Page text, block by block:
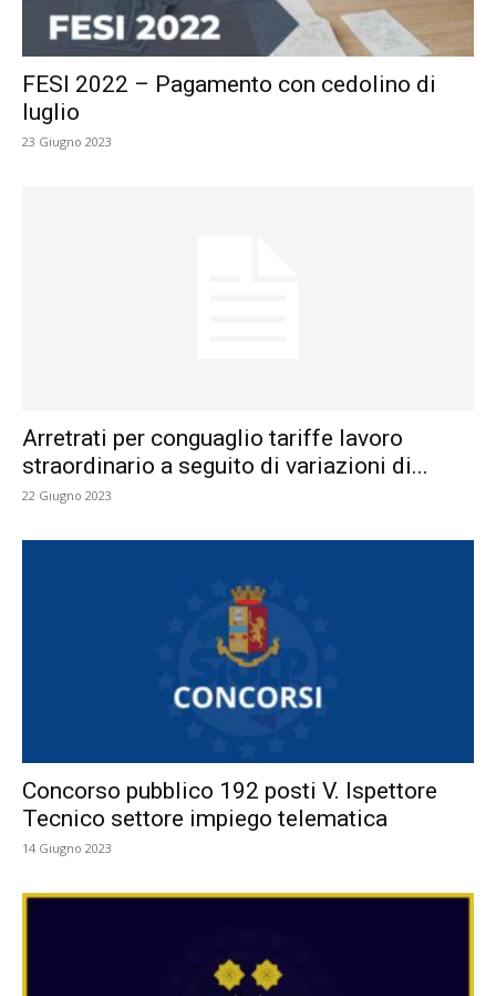
FESI 2022 – Pagamento con cedolino di
luglio
23 Giugno 2023
Arretrati per conguaglio tariffe lavoro
straordinario a seguito di variazioni di...
22 Giugno 2023
Concorso pubblico 192 posti V. Ispettore
Tecnico settore impiego telematica
14 Giugno 2023